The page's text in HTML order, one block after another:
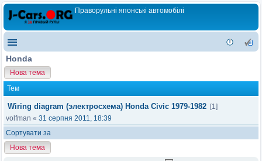
Праворульні японські автомобілі
Honda
Нова тема
Тем
Wiring diagram (электросхема) Honda Civic 1979-1982 [1]
volfman « 31 серпня 2011, 18:39
Сортувати за
Нова тема